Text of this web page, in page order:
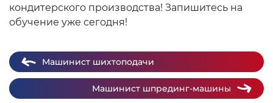
кондитерского производства! Запишитесь на
обучение уже сегодня!
Машинист шихтоподачи
Машинист шпрединг-машины